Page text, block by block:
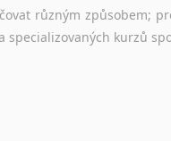
různým způsobem;
specializovaných kurzů